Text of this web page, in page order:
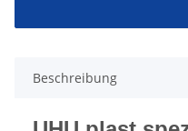
Beschreibung